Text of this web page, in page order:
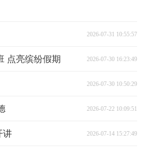
2026-07-31 10:55:57
点亮缤纷假期 2026-07-30 16:23:49
2026-07-30 10:50:29
2026-07-22 10:09:51
讲 2026-07-14 15:27:49